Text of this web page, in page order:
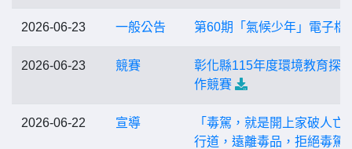
2026-06-23 一般公告 第60期「氣候少年」電子檔
2026-06-23 競賽
彰化縣115年度環境教育探
作競賽
2026-06-22 宣導
「毒駕，就是開上家破人亡
行道，遠離毒品，拒絕毒駕